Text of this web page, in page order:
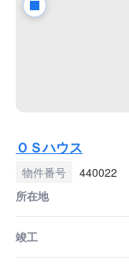
ＯＳハウス
物件番号
440022
所在地
竣工